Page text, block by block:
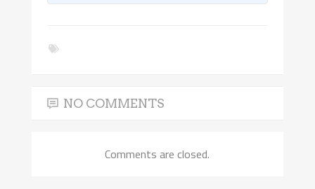
NO COMMENTS
Comments are closed.